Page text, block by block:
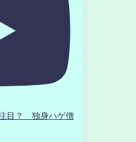
目？ 独身ハゲ僧